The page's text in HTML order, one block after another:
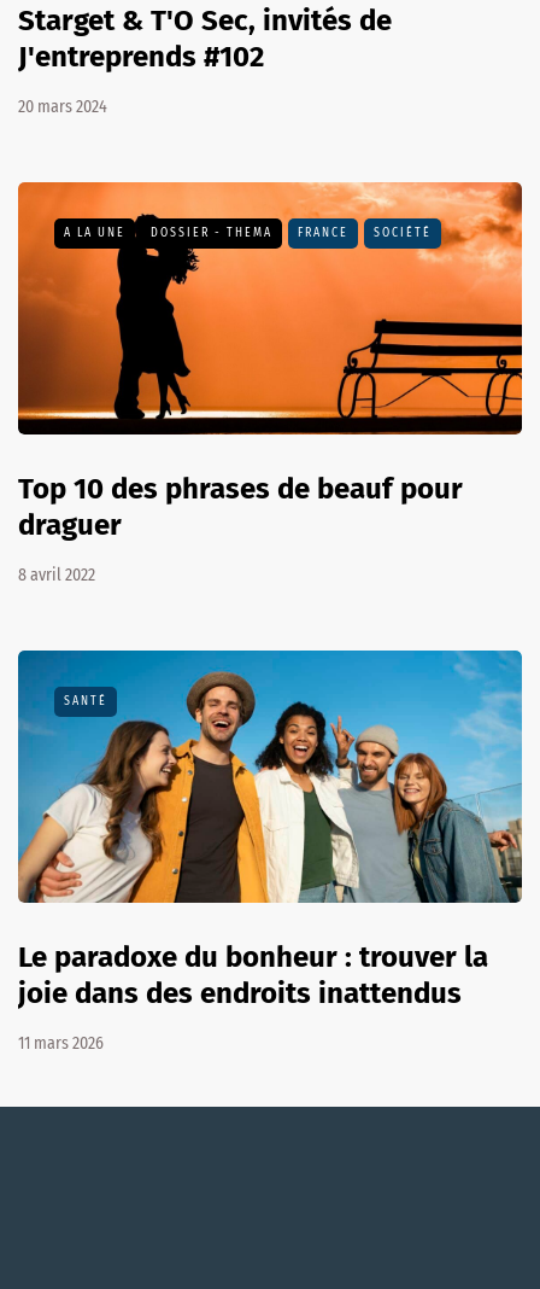
Starget & T'O Sec, invités de
J'entreprends #102
20 mars 2024
A LA UNE DOSSIER - THEMA FRANCE SOCIÉTÉ
Top 10 des phrases de beauf pour
draguer
8 avril 2022
SANTÉ
Le paradoxe du bonheur : trouver la
joie dans des endroits inattendus
11 mars 2026